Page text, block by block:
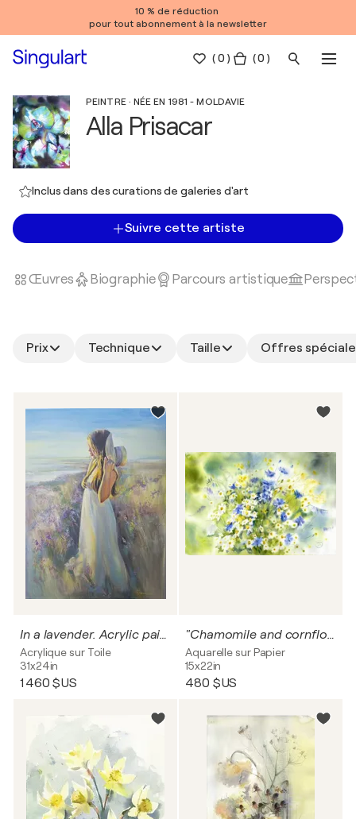
10 % de réduction
pour tout abonnement à la newsletter
(0 ) ( 0 )
PEINTRE · NÉE EN 1981 - MOLDAVIE
Alla Prisacar
Inclus dans des curations de galeries d'art
Suivre cette artiste
Œuvres Biographie Parcours artistique
Prix Technique Taille Offres
In a lavender. Acrylic painting.
Acrylique sur Toile
31x24in
1 460 $US
"Chamomile and cornflowers."
Aquarelle sur Papier
15x22in
480 $US